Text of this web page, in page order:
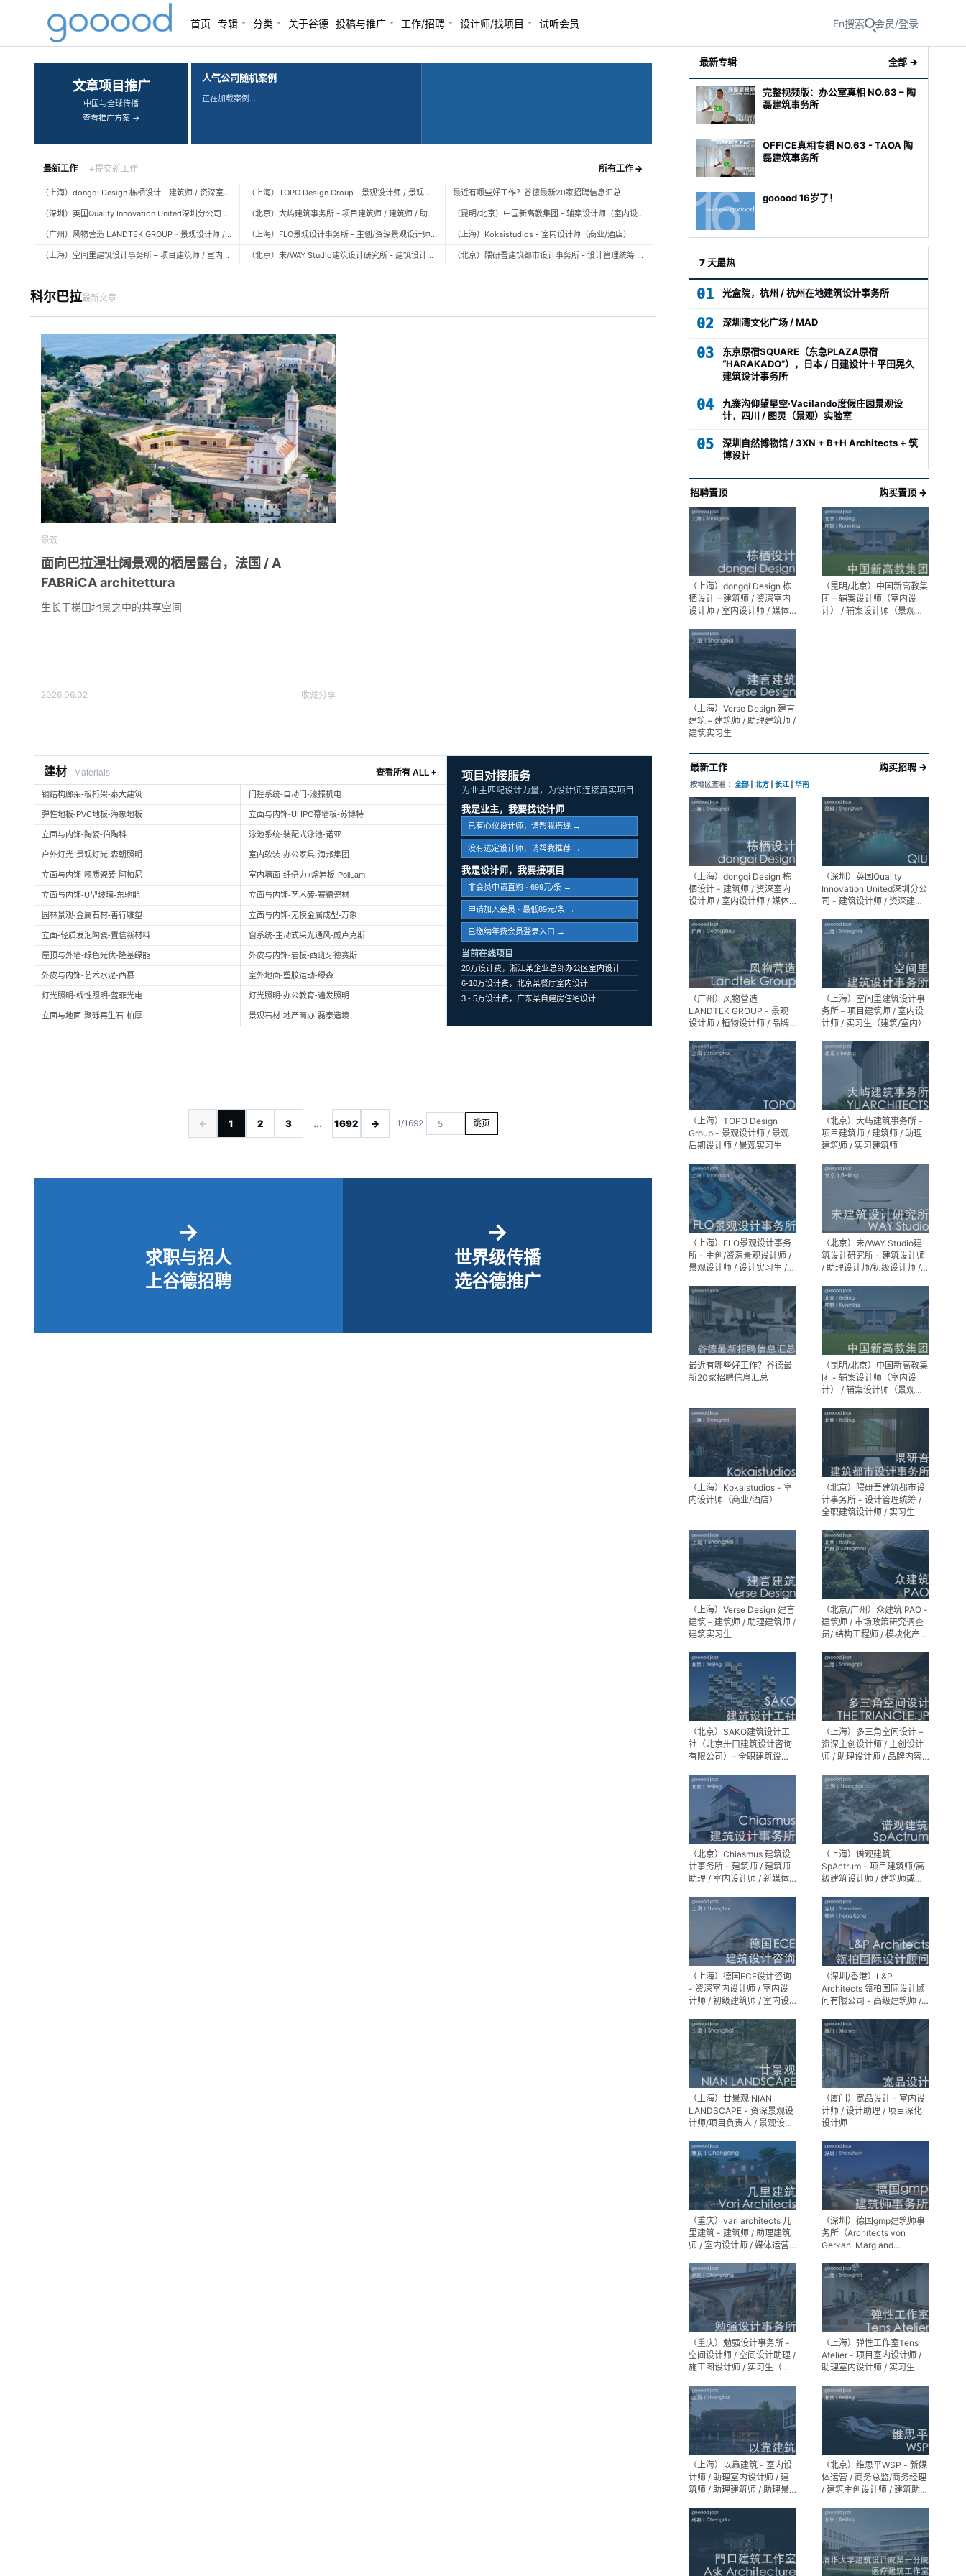
首页 专辑 分类 关于谷德 投稿与推广 工作/招聘 设计师/找项目 试听会员 En搜索 会员/登录
‹ ›
文章项目推广
中国与全球传播
查看推广方案 →
人气公司随机案例
正在加载案例…
最新工作 +提交新工作 所有工作 →
（上海）dongqi Design 栋栖设计 - 建筑师 / 资深室内设计师 / 室内设计师 / 媒体及公共关系主管 / 设计实习生（常年招聘）
（深圳）英国Quality Innovation United深圳分公司 - 建筑设计师 / 资深建筑设计师 / 室内设计师 / 设计实习生
（广州）风物营造 LANDTEK GROUP - 景观设计师 / 植物设计师 / 品牌运营 / 实习生
（上海）空间里建筑设计事务所 – 项目建筑师 / 室内设计师 / 实习生（建筑/室内）
（上海）TOPO Design Group - 景观设计师 / 景观后期设计师 / 景观实习生
（北京）大屿建筑事务所 - 项目建筑师 / 建筑师 / 助理建筑师 / 实习建筑师
（上海）FLO景观设计事务所 - 主创/资深景观设计师 / 景观设计师 / 设计实习生 / 商务行政助理 / 助理施工图设计师
（北京）未/WAY Studio建筑设计研究所 - 建筑设计师 / 助理设计师/初级设计师 / 实习生 / 办公室行政与商务助理
最近有哪些好工作？谷德最新20家招聘信息汇总
（昆明/北京）中国新高教集团 - 辅案设计师（室内设计） / 辅案设计师（景观设计）/ 生活空间组长/教学空间组长 / 平面设计高级经理 / 展陈设计高级经理
（上海）Kokaistudios - 室内设计师（商业/酒店）
（北京）隈研吾建筑都市设计事务所 - 设计管理统筹 / 全职建筑设计师 / 实习生
科尔巴拉最新文章
景观
面向巴拉涅壮阔景观的栖居露台，法国 / A
FABRiCA architettura
生长于梯田地景之中的共享空间
2026.06.02 收藏分享
建材 Materials 查看所有 ALL +
钢结构廊架-板桁架-泰大建筑 门控系统-自动门-濠振机电
弹性地板-PVC地板-海象地板 立面与内饰-UHPC幕墙板-苏博特
立面与内饰-陶瓷-伯陶科 泳池系统-装配式泳池-诺亚
户外灯光-景观灯光-森朝照明 室内软装-办公家具-海邦集团
立面与内饰-哑质瓷砖-阿帕尼 室内墙面-纤倍力+熔岩板-PoliLam
立面与内饰-U型玻璃-东驰能 立面与内饰-艺术砖-赛德瓷材
园林景观-金属石材-善行雕塑 立面与内饰-无模金属成型-万象
立面-轻质发泡陶瓷-置信新材料 窗系统-主动式采光通风-威卢克斯
屋顶与外墙-绿色光伏-隆基绿能 外皮与内饰-岩板-西班牙德赛斯
外皮与内饰-艺术水泥-西慕 室外地面-塑胶运动-绿森
灯光照明-线性照明-蓝菲光电 灯光照明-办公教育-遍发照明
立面与地面-聚砾再生石-柏厚 景观石材-地产商办-磊泰造境
项目对接服务
为业主匹配设计力量，为设计师连接真实项目
我是业主，我要找设计师
已有心仪设计师，请帮我搭线 →
没有选定设计师，请帮我推荐 →
我是设计师，我要接项目
非会员申请直购 · 699元/条 →
申请加入会员 · 最低89元/条 →
已缴纳年费会员登录入口 →
当前在线项目
20万设计费，浙江某企业总部办公区室内设计
6-10万设计费，北京某餐厅室内设计
3 - 5万设计费，广东某自建房住宅设计
← 1 2 3 ... 1692 → 1/1692 跳页
→
求职与招人
上谷德招聘
→
世界级传播
选谷德推广
最新专辑 全部 →
完整视频版：办公室真相 NO.63 – 陶
磊建筑事务所
OFFICE真相专辑 NO.63 - TAOA 陶
磊建筑事务所
gooood 16岁了！
7 天最热
01 光盒院，杭州 / 杭州在地建筑设计事务所
02 深圳湾文化广场 / MAD
03
东京原宿SQUARE（东急PLAZA原宿
“HARAKADO”），日本 / 日建设计＋平田晃久
建筑设计事务所
04
九寨沟仰望星空·Vacilando度假庄园景观设
计，四川 / 图灵（景观）实验室
05
深圳自然博物馆 / 3XN + B+H Architects + 筑
博设计
招聘置顶 购买置顶 →
（上海）dongqi Design 栋
栖设计 – 建筑师 / 资深室内
设计师 / 室内设计师 / 媒体
生（常年招聘）
（昆明/北京）中国新高教集
团 – 辅案设计师（室内设
计） / 辅案设计师（景观设
（上海）Verse Design 建言
建筑 – 建筑师 / 助理建筑师 /
建筑实习生
最新工作 购买招聘 →
按地区查看 ： 全部 北方 长江 华南
（上海）dongqi Design 栋
栖设计 - 建筑师 / 资深室内
设计师 / 室内设计师 / 媒体
生（常年招聘）
（深圳）英国Quality
Innovation United深圳分公
司 - 建筑设计师 / 资深建筑
实习生
（广州）风物营造
LANDTEK GROUP - 景观
设计师 / 植物设计师 / 品牌
（上海）空间里建筑设计事
务所 – 项目建筑师 / 室内设
计师 / 实习生（建筑/室内）
（上海）TOPO Design
Group - 景观设计师 / 景观
后期设计师 / 景观实习生
（北京）大屿建筑事务所 -
项目建筑师 / 建筑师 / 助理
建筑师 / 实习建筑师
（上海）FLO景观设计事务
所 - 主创/资深景观设计师 /
景观设计师 / 设计实习生 /
设计师
（北京）未/WAY Studio建
筑设计研究所 - 建筑设计师
/ 助理设计师/初级设计师 /
助理
最近有哪些好工作？谷德最
新20家招聘信息汇总
（昆明/北京）中国新高教集
团 - 辅案设计师（室内设
计） / 辅案设计师（景观设
间组长 / 平面设计高级经理 /
展陈设计高级经理
（上海）Kokaistudios - 室
内设计师（商业/酒店）
（北京）隈研吾建筑都市设
计事务所 - 设计管理统筹 /
全职建筑设计师 / 实习生
（上海）Verse Design 建言
建筑 – 建筑师 / 助理建筑师 /
建筑实习生
（北京/广州）众建筑 PAO -
建筑师 / 市场政策研究调查
员/ 结构工程师 / 模块化产品
师 / 机电工程师 / 实习生
（北京）SAKO建筑设计工
社（北京卅口建筑设计咨询
有限公司）– 全职建筑设计
（上海）多三角空间设计 –
资深主创设计师 / 主创设计
师 / 助理设计师 / 品牌内容
（北京）Chiasmus 建筑设
计事务所 - 建筑师 / 建筑师
助理 / 室内设计师 / 新媒体
（上海）谱观建筑
SpActrum - 项目建筑师/高
级建筑设计师 / 建筑师或助
媒体助理 / 实习生（建筑设
计/媒体，长期有效）
（上海）德国ECE设计咨询
- 资深室内设计师 / 室内设
计师 / 初级建筑师 / 室内设
习生
（深圳/香港）L&P
Architects 瓴柏国际设计顾
问有限公司 - 高级建筑师 /
精装设计师
（上海）廿景观 NIAN
LANDSCAPE - 资深景观设
计师/项目负责人 / 景观设计
（厦门）宽品设计 - 室内设
计师 / 设计助理 / 项目深化
设计师
（重庆）vari architects 几
里建筑 - 建筑师 / 助理建筑
师 / 室内设计师 / 媒体运营
（深圳）德国gmp建筑师事
务所（Architects von
Gerkan, Marg and
（重庆）勉强设计事务所 -
空间设计师 / 空间设计助理 /
施工图设计师 / 实习生（长
（上海）弹性工作室Tens
Atelier - 项目室内设计师 /
助理室内设计师 / 实习生
（上海）以靠建筑 - 室内设
计师 / 助理室内设计师 / 建
筑师 / 助理建筑师 / 助理景
（北京）维思平WSP - 新媒
体运营 / 商务总监/商务经理
/ 建筑主创设计师 / 建筑助理